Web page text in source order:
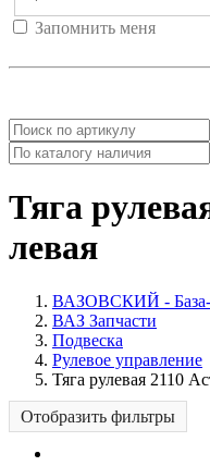
Запомнить меня
Тяга
левая
ВАЗОВСКИЙ - База-
ВАЗ Запчасти
Подвеска
Рулевое управление
Тяга рулевая 2110
Отобразить фильтры